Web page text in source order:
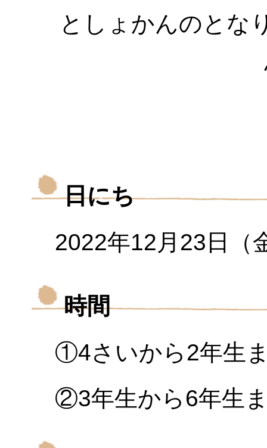
としょかんのとな
日にち
2022年12月23日（
時間
①4さいから2年生
②3年生から6年生